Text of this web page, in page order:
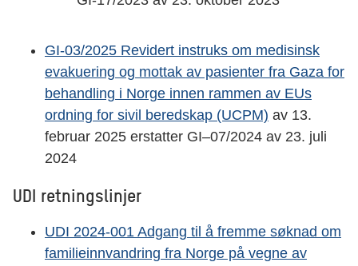
GI-03/2025 Revidert instruks om medisinsk
evakuering og mottak av pasienter fra Gaza for
behandling i Norge innen rammen av EUs
ordning for sivil beredskap (UCPM) av 13.
februar 2025 erstatter GI–07/2024 av 23. juli
2024
UDI retningslinjer
UDI 2024-001 Adgang til å fremme søknad om
familieinnvandring fra Norge på vegne av